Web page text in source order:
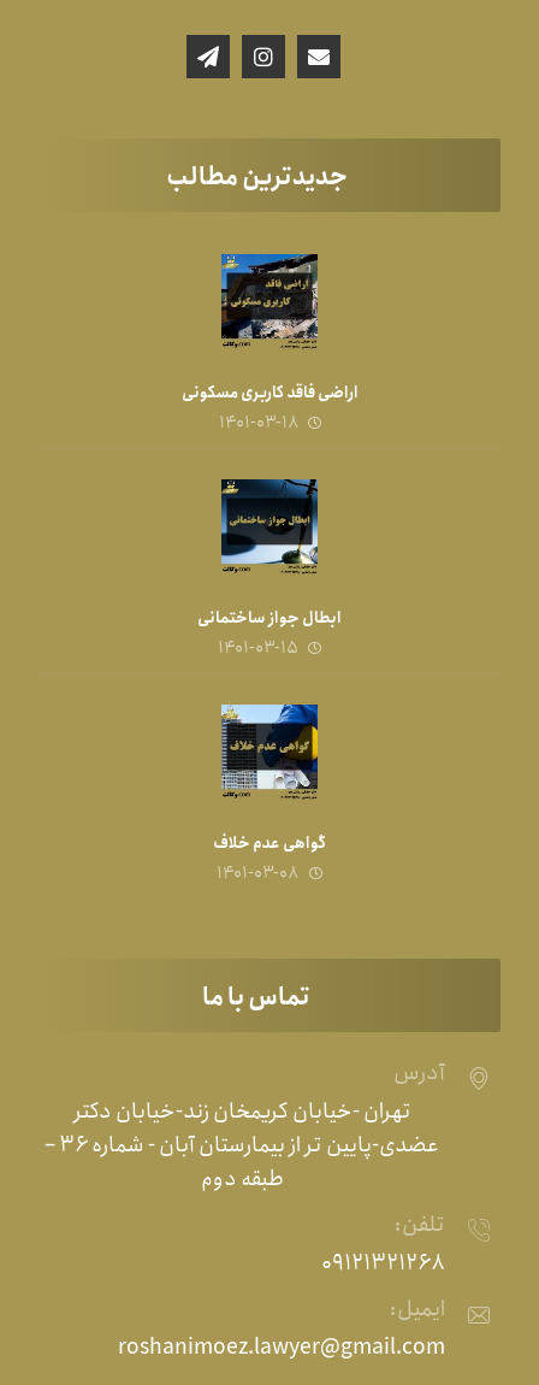
جدیدترین مطالب
اراضی فاقد کاربری مسکونی
۱۴۰۱-۰۳-۱۸
ابطال جواز ساختمانی
۱۴۰۱-۰۳-۱۵
گواهی عدم خلاف
۱۴۰۱-۰۳-۰۸
تماس با ما
آدرس
تهران -خیابان کریمخان زند-خیابان دکتر
عضدی-پایین تر از بیمارستان آبان - شماره ۳۶ –
طبقه دوم
تلفن:
۰۹۱۲۱۳۲۱۲۶۸
ایمیل:
roshanimoez.lawyer@gmail.com